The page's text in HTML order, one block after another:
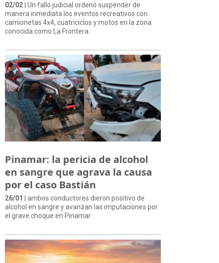
02/02 | Un fallo judicial ordenó suspender de
manera inmediata los eventos recreativos con
camionetas 4x4, cuatriciclos y motos en la zona
conocida como La Frontera.
Pinamar: la pericia de alcohol
en sangre que agrava la causa
por el caso Bastián
26/01
| ambos conductores dieron positivo de
alcohol en sangre y avanzan las imputaciones por
el grave choque en Pinamar.